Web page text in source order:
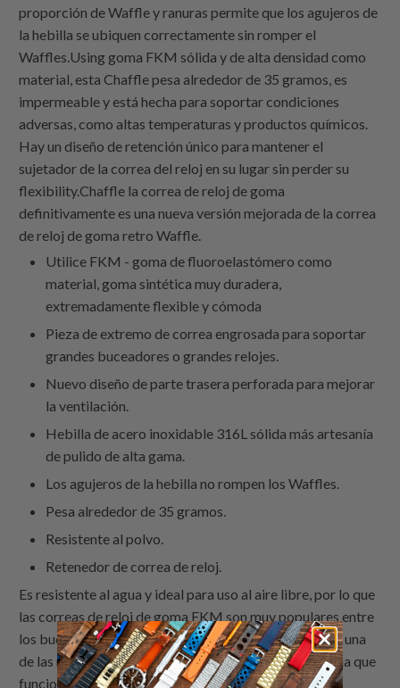
proporción de Waffle y ranuras permite que los agujeros de
la hebilla se ubiquen correctamente sin romper el
Waffles.Using goma FKM sólida y de alta densidad como
material, esta Chaffle pesa alrededor de 35 gramos, es
impermeable y está hecha para soportar condiciones
adversas, como altas temperaturas y productos químicos.
Hay un diseño de retención único para mantener el
sujetador de la correa del reloj en su lugar sin perder su
flexibility.Chaffle la correa de reloj de goma
definitivamente es una nueva versión mejorada de la correa
de reloj de goma retro Waffle.
Utilice FKM - goma de fluoroelastómero como
material, goma sintética muy duradera,
extremadamente flexible y cómoda
Pieza de extremo de correa engrosada para soportar
grandes buceadores o grandes relojes.
Nuevo diseño de parte trasera perforada para mejorar
la ventilación.
Hebilla de acero inoxidable 316L sólida más artesanía
de pulido de alta gama.
Los agujeros de la hebilla no rompen los Waffles.
Pesa alrededor de 35 gramos.
Resistente al polvo.
Retenedor de correa de reloj.
Es resistente al agua y ideal para uso al aire libre, por lo que
las correas de reloj de goma FKM son muy populares entre
los buceadores. La correa de reloj de goma Chaffle es una
de las mejores alternativas de correas de reloj de goma que
funcionan bien con cualquier reloj de buceo vintage o